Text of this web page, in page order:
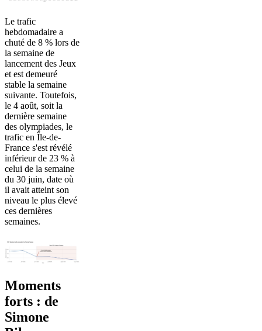
Le trafic
hebdomadaire a
chuté de 8 % lors de
la semaine de
lancement des Jeux
et est demeuré
stable la semaine
suivante. Toutefois,
le 4 août, soit la
dernière semaine
des olympiades, le
trafic en Île-de-
France s'est révélé
inférieur de 23 % à
celui de la semaine
du 30 juin, date où
il avait atteint son
niveau le plus élevé
ces dernières
semaines.
Moments
forts : de
Simone